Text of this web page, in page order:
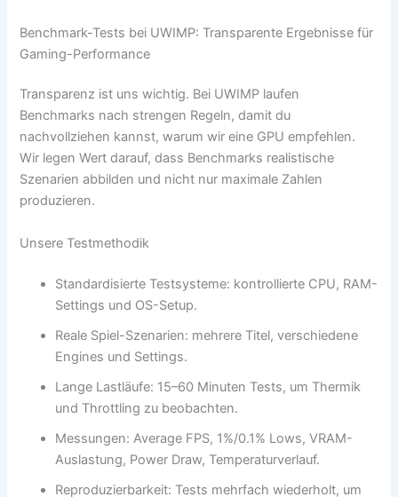
Benchmark-Tests bei UWIMP: Transparente Ergebnisse für
Gaming-Performance
Transparenz ist uns wichtig. Bei UWIMP laufen
Benchmarks nach strengen Regeln, damit du
nachvollziehen kannst, warum wir eine GPU empfehlen.
Wir legen Wert darauf, dass Benchmarks realistische
Szenarien abbilden und nicht nur maximale Zahlen
produzieren.
Unsere Testmethodik
Standardisierte Testsysteme: kontrollierte CPU, RAM-
Settings und OS-Setup.
Reale Spiel-Szenarien: mehrere Titel, verschiedene
Engines und Settings.
Lange Lastläufe: 15–60 Minuten Tests, um Thermik
und Throttling zu beobachten.
Messungen: Average FPS, 1%/0.1% Lows, VRAM-
Auslastung, Power Draw, Temperaturverlauf.
Reproduzierbarkeit: Tests mehrfach wiederholt, um